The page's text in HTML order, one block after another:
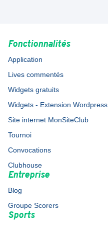
Fonctionnalités
Application
Lives commentés
Widgets gratuits
Widgets - Extension Wordpress
Site internet MonSiteClub
Tournoi
Convocations
Clubhouse
Entreprise
Blog
Groupe Scorers
Sports